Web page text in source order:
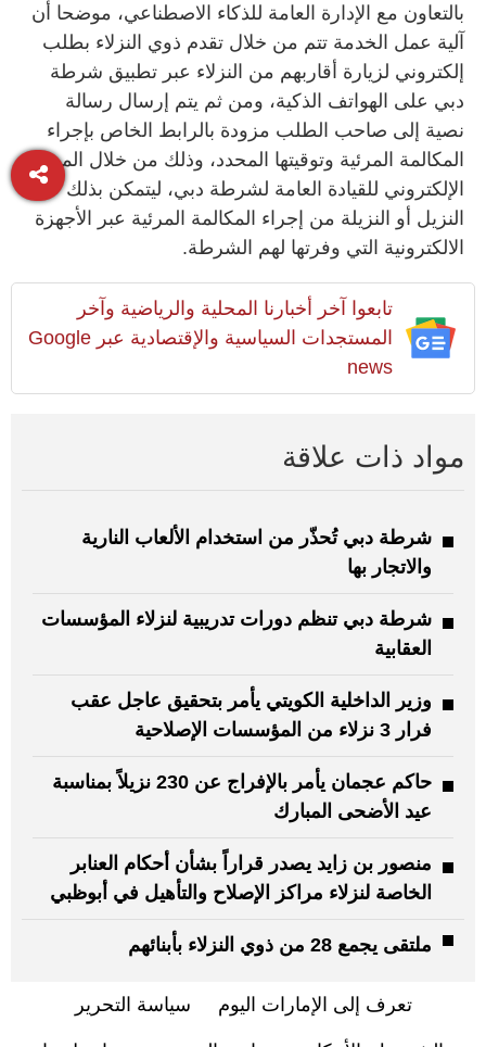
بالتعاون مع الإدارة العامة للذكاء الاصطناعي، موضحا أن
آلية عمل الخدمة تتم من خلال تقدم ذوي النزلاء بطلب
إلكتروني لزيارة أقاربهم من النزلاء عبر تطبيق شرطة
دبي على الهواتف الذكية، ومن ثم يتم إرسال رسالة
نصية إلى صاحب الطلب مزودة بالرابط الخاص بإجراء
المكالمة المرئية وتوقيتها المحدد، وذلك من خلال الموقع
الإلكتروني للقيادة العامة لشرطة دبي، ليتمكن بذلك
النزيل أو النزيلة من إجراء المكالمة المرئية عبر الأجهزة
الالكترونية التي وفرتها لهم الشرطة.
تابعوا آخر أخبارنا المحلية والرياضية وآخر
المستجدات السياسية والإقتصادية عبر Google
news
مواد ذات علاقة
شرطة دبي تُحذّر من استخدام الألعاب النارية
والاتجار بها
شرطة دبي تنظم دورات تدريبية لنزلاء المؤسسات
العقابية
وزير الداخلية الكويتي يأمر بتحقيق عاجل عقب
فرار 3 نزلاء من المؤسسات الإصلاحية
حاكم عجمان يأمر بالإفراج عن 230 نزيلاً بمناسبة
عيد الأضحى المبارك
منصور بن زايد يصدر قراراً بشأن أحكام العنابر
الخاصة لنزلاء مراكز الإصلاح والتأهيل في أبوظبي
ملتقى يجمع 28 من ذوي النزلاء بأبنائهم
تعرف إلى الإمارات اليوم سياسة التحرير